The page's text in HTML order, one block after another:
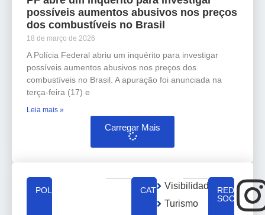
possíveis aumentos abusivos nos preços
dos combustíveis no Brasil
18 de março de 2026
A Polícia Federal abriu um inquérito para investigar
possíveis aumentos abusivos nos preços dos
combustíveis no Brasil. A apuração foi anunciada na
terça-feira (17) e
Leia mais »
Carregar Mais
POLÍTICA CATEGORIAS
Visibilidade
Turismo
REDES
SOCIAIS